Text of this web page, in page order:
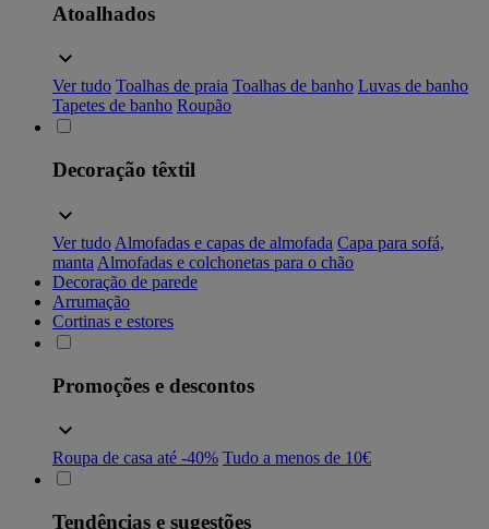
Atoalhados
Ver tudo Toalhas de praia Toalhas de banho Luvas de banho
Tapetes de banho Roupão
Decoração têxtil
Ver tudo Almofadas e capas de almofada Capa para sofá,
manta Almofadas e colchonetas para o chão
Decoração de parede
Arrumação
Cortinas e estores
Promoções e descontos
Roupa de casa até -40% Tudo a menos de 10€
Tendências e sugestões